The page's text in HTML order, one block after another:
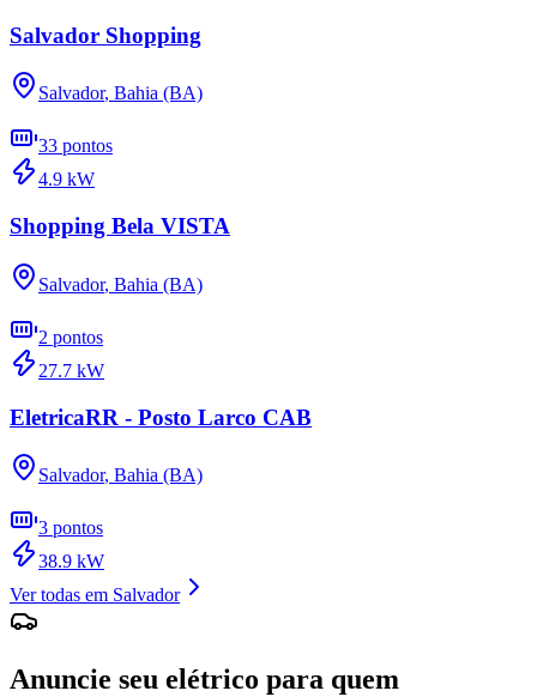
Salvador Shopping
Salvador, Bahia (BA)
33 pontos
4.9 kW
Shopping Bela VISTA
Salvador, Bahia (BA)
2 pontos
27.7 kW
EletricaRR - Posto Larco CAB
Salvador, Bahia (BA)
3 pontos
38.9 kW
Ver todas em Salvador
Anuncie seu elétrico para quem